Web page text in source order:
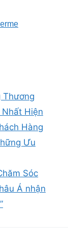
Thương
Hiện
Hàng
Ưu
Sóc
Á nhận